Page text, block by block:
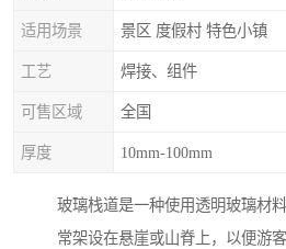
适用场景 景区 度假村 特色小镇
工艺 焊接、组件
可售区域 全国
厚度 10mm-100mm
玻璃栈道是一种使用透明玻璃材
常架设在悬崖或山脊上，以便游